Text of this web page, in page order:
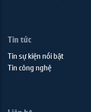
Tin tức
Tin sự kiện nổi bật
Tin công nghệ